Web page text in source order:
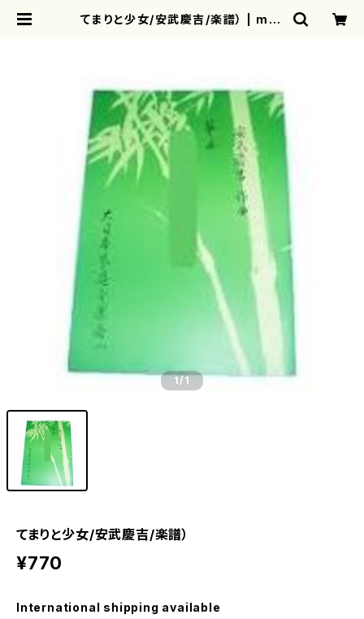
てまりと少女/安武慶吉/楽譜） | mot
1/1
てまりと少女/安武慶吉/楽譜）
¥770
International shipping available